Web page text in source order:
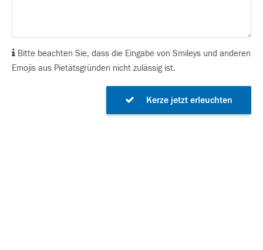
Bitte beachten Sie, dass die Eingabe von Smileys und anderen
Emojis aus Pietätsgründen nicht zulässig ist.
Kerze jetzt erleuchten